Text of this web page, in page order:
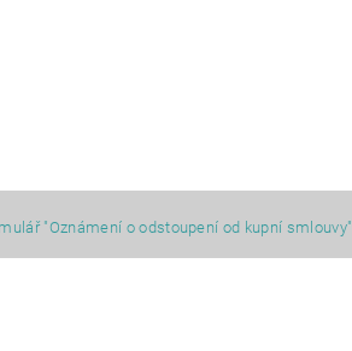
"Oznámení o odstoupení od kupní smlouvy"